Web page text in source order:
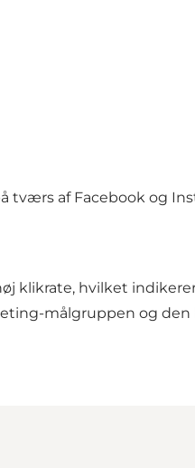
tværs af Facebook og
klikrate, hvilket
målgruppen og den